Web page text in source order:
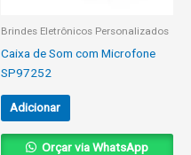
Brindes Eletrônicos Personalizados
Caixa de Som com Microfone
SP97252
Adicionar
Orçar via WhatsApp